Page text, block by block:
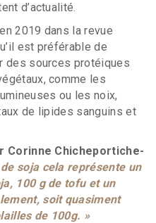
d’actualité.
2019 dans la revue
est préférable de
des sources protéiques
comme les
ou les noix,
de lipides sanguins et
Corinne Chicheportiche-
soja cela représente un
100 g de tofu et un
soit quasiment
de 100g. »